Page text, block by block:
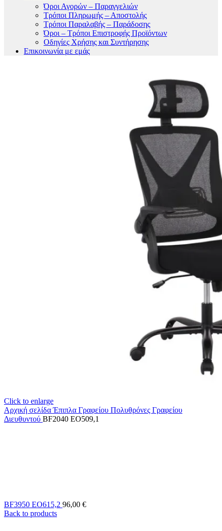
Όροι Αγορών – Παραγγελιών
Τρόποι Πληρωμής – Αποστολής
Τρόποι Παραλαβής – Παράδοσης
Όροι – Τρόποι Επιστροφής Προϊόντων
Οδηγίες Χρήσης και Συντήρησης
Επικοινωνία με εμάς
Click to enlarge
Αρχική σελίδαΈπιπλα Γραφείου Πολυθρόνες Γραφείου
Διευθυντού BF2040 EO509,1
BF3950 EO615,2 96,00 €
Back to products